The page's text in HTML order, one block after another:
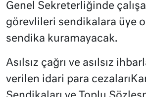
Genel Sekreterliğinde
görevlileri sendikalara üye
sendika kuramayacak.
Asılsız çağrı ve asılsız
verilen idari para